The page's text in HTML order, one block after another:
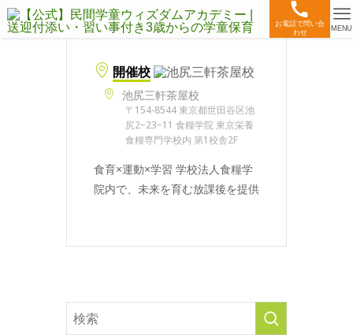
お電話で問い合
わせ
MENU
開催校
池尻三軒茶屋校
〒154-8544 東京都世田谷区池
尻2−23−11 食糧学院 東京栄養
食糧専門学校内 第1校舎2F
食育×運動×学習 学校法人食糧学
院内で、未来を育む放課後を提供